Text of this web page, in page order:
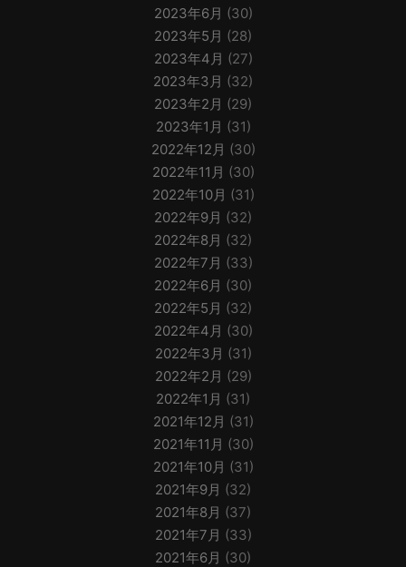
2023年6月 (30)
2023年5月 (28)
2023年4月 (27)
2023年3月 (32)
2023年2月 (29)
2023年1月 (31)
2022年12月 (30)
2022年11月 (30)
2022年10月 (31)
2022年9月 (32)
2022年8月 (32)
2022年7月 (33)
2022年6月 (30)
2022年5月 (32)
2022年4月 (30)
2022年3月 (31)
2022年2月 (29)
2022年1月 (31)
2021年12月 (31)
2021年11月 (30)
2021年10月 (31)
2021年9月 (32)
2021年8月 (37)
2021年7月 (33)
2021年6月 (30)